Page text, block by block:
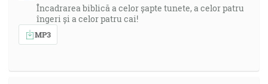
Încadrarea biblică a celor șapte tunete, a celor patru
îngeri și a celor patru cai!
MP3